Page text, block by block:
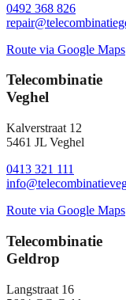
0492 368 826
Route via Google Maps
Telecombinatie
Veghel
Kalverstraat 12
5461 JL Veghel
0413 321 111
Route via Google Maps
Telecombinatie
Geldrop
Langstraat 16